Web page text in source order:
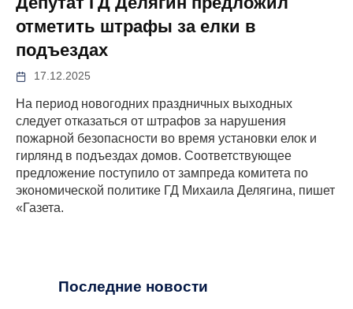
отметить штрафы за елки в
подъездах
17.12.2025
На период новогодних праздничных выходных
следует отказаться от штрафов за нарушения
пожарной безопасности во время установки елок и
гирлянд в подъездах домов. Соответствующее
предложение поступило от зампреда комитета по
экономической политике ГД Михаила Делягина, пишет
«Газета.
Последние новости